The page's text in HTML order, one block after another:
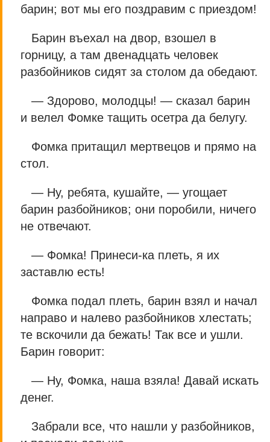
барин; вот мы его поздравим с приездом!
Барин въехал на двор, взошел в
горницу, а там двенадцать человек
разбойников сидят за столом да обедают.
— Здорово, молодцы! — сказал барин
и велел Фомке тащить осетра да белугу.
Фомка притащил мертвецов и прямо на
стол.
— Ну, ребята, кушайте, — угощает
барин разбойников; они поробили, ничего
не отвечают.
— Фомка! Принеси-ка плеть, я их
заставлю есть!
Фомка подал плеть, барин взял и начал
направо и налево разбойников хлестать;
те вскочили да бежать! Так все и ушли.
Барин говорит:
— Ну, Фомка, наша взяла! Давай искать
денег.
Забрали все, что нашли у разбойников,